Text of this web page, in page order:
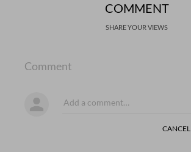
COMMENT
SHARE YOUR VIEWS
Comment
CANCEL